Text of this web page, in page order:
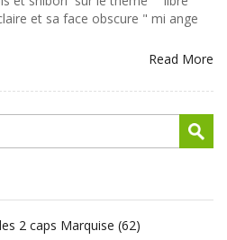
et sa face obscure " mi ange
Read More
2 caps Marquise (62)